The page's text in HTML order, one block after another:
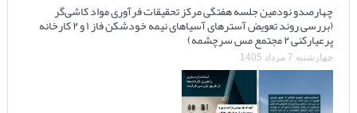
چهارصدو نودمین جلسه هفتگی مرکز تحقیقات فرآوری مواد کاشی‌گر
(بررسی روند تعویض آسترهای آسیاهای نیمه خودشکن فاز ۱ و ۲ کارخانه
پرعیارکنی ۲ مجتمع مس سرچشمه)
چهارشنبه 7 مرداد 1405